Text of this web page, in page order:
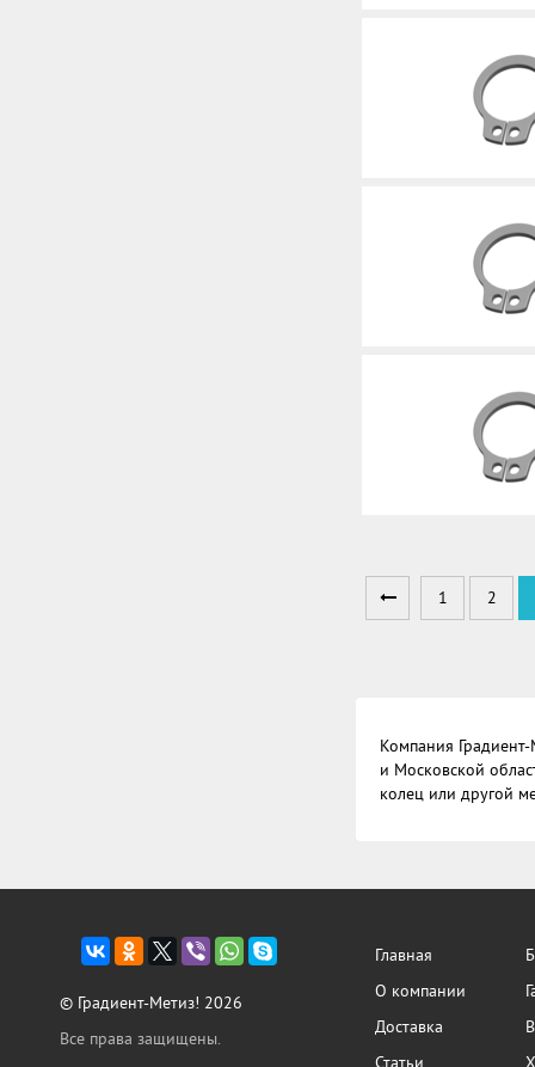
1 2
Компания
и Московской
колец или другой
© Градиент-Метиз! 2026
Все права защищены.
Главная
О компании
Доставка
Статьи